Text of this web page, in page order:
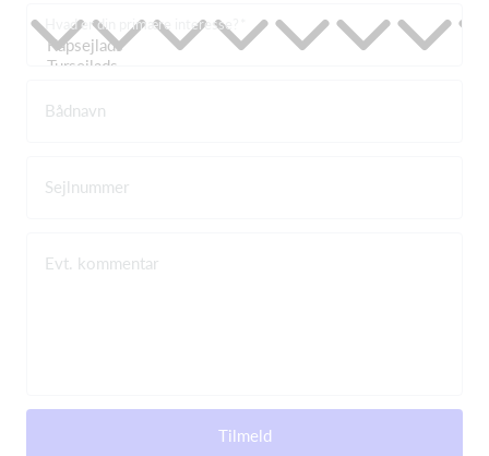
Hvad er din primære interesse?
Bådnavn
Sejlnummer
Evt. kommentar
Tilmeld